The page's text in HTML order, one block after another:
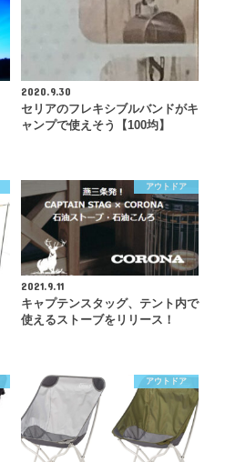
2020.9.30
セリアのフレキシブルバンドがキ
ャンプで使えそう【100均】
アウトドア
2021.9.11
キャプテンスタッグ、テント内で
使えるストーブをリリース！
アウトドア